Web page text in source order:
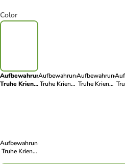
Color
Aufbewahrungs-
Truhe Kriens,
Aufbewahrungs-
Truhe Kriens,
Aufbewahrungs-
Truhe Kriens,
Aufbewahrungs-
Truhe Kriens,